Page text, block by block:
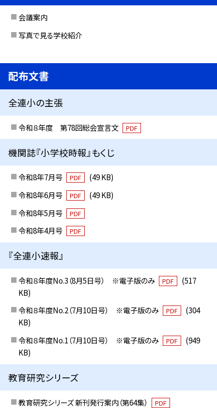
会議案内
写真で見る学校紹介
配布文書
全連小の主張
令和８年度 第78回総会宣言文 PDF
機関誌『小学校時報』もくじ
令和8年7月号 PDF
(49 KB)
令和8年6月号
PDF
(49 KB)
令和8年5月号
PDF
令和8年4月号 PDF
『全連小速報』
令和８年度No.3（8月5日号） ※電子版のみ PDF
(517
KB)
令和８年度No.2（7月10日号） ※電子版のみ
PDF
(304
KB)
令和８年度No.1（7月10日号） ※電子版のみ
PDF
(949
KB)
教育研究シリーズ
教育研究シリーズ 新刊発行案内（第64集） PDF